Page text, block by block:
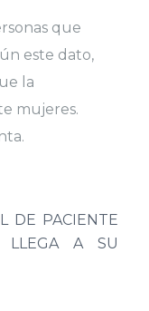
que
este dato,
la
mujeres.
DE PACIENTE
LLEGA A SU